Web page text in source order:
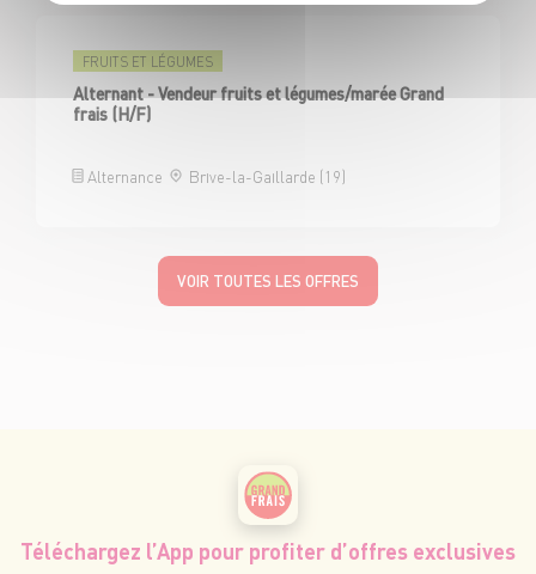
FRUITS ET LÉGUMES
Alternant - Vendeur fruits et légumes/marée Grand
frais (H/F)
Alternance Brive-la-Gaillarde (19)
VOIR TOUTES LES OFFRES
Téléchargez l’App pour profiter d’offres exclusives